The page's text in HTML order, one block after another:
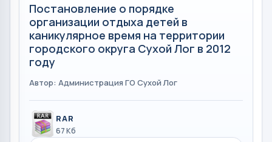
Постановление о порядке
организации отдыха детей в
каникулярное время на территории
городского округа Сухой Лог в 2012
году
Автор: Администрация ГО Сухой Лог
RAR
67 Кб